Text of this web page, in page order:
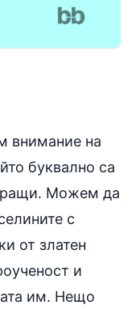
внимание на
буквално са
Можем да
с
от златен
и
им. Нещо